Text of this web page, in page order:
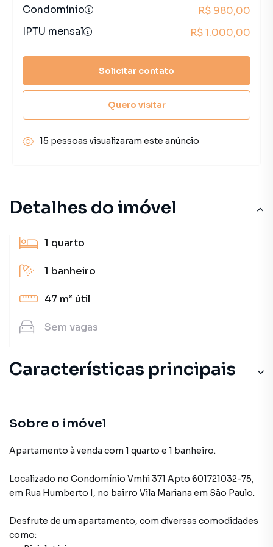
Detalhes do imóvel
1 quarto
1 banheiro
47 m² útil
Sem vagas
Características principais
Sobre o imóvel
Apartamento à venda com 1 quarto e 1 banheiro.
Localizado no Condomínio Vmhi 371 Apto 601721032-75,
em Rua Humberto I, no bairro Vila Mariana em São Paulo.
Desfrute de um apartamento, com diversas comodidades
como:
Condomínio
R$ 980,00
IPTU mensal
R$ 1.000,00
Solicitar contato
Quero visitar
15 pessoas visualizaram este anúncio